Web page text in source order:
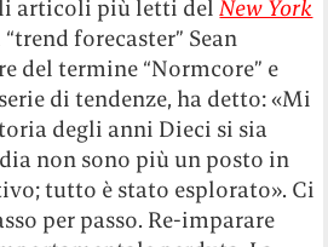
articoli più letti delNew York
forecaster” Sean
del termine “Normcore” e
di tendenze, ha detto: «Mi
degli anni Dieci si sia
non sono più un posto in
tutto è stato esplorato». Ci
per passo. Re-imparare